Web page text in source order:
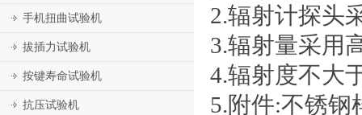
手机扭曲试验机
拔插力试验机
按键寿命试验机
抗压试验机
2.辐射计探头
3.辐射量采用
4.辐射度不大
5.附件:不锈钢